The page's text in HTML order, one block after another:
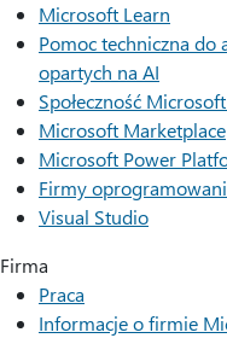
Microsoft Learn
Pomoc techniczna
opartych na AI
Społeczność
Microsoft Marketplace
Microsoft Power
Firmy
Visual Studio
Firma
Praca
Informacje o firmie